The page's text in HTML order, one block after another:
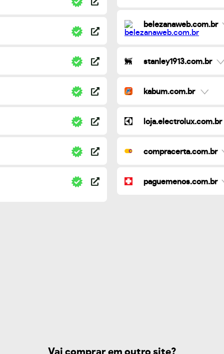
belezanaweb.com.br
stanley1913.com.br
kabum.com.br
loja.electrolux.com.br
compracerta.com.br
paguemenos.com.br
Vai comprar em outro site?